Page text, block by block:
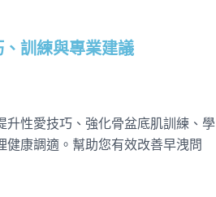
訓練與專業建議
升性愛技巧、強化骨盆底肌訓練、學
康調適。幫助您有效改善早洩問